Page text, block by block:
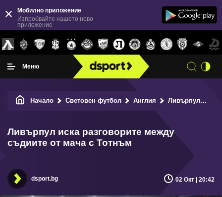
Мобилно приложение
Изпробвайте нашето ново
приложение
Меню
Начало Световен футбол Англия Ливърпул иска разговорите между съдиите от мача с Тотнъм
Ливърпул иска разговорите между
съдиите от мача с Тотнъм
dsport.bg 02 Окт | 20:42